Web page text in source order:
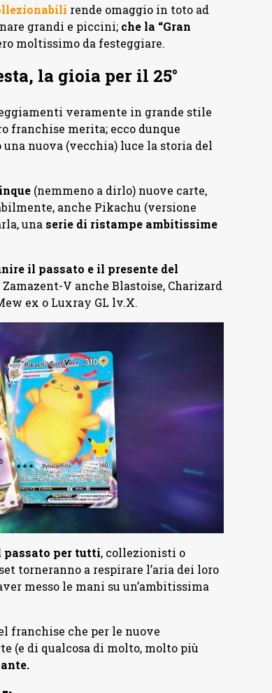
rende omaggio in toto ad
grandi e piccini; che la “Gran
moltissimo da festeggiare.
la gioia per il 25°
veramente in grande stile
franchise merita; ecco dunque
nuova (vecchia) luce la storia del
(nemmeno a dirlo) nuove carte,
anche Pikachu (versione
una serie di ristampe ambitissime
il passato e il presente del
V anche Blastoise, Charizard
ex o Luxray GL lv.X.
passato per tutti, collezionisti o
torneranno a respirare l’aria dei loro
messo le mani su un’ambitissima
franchise che per le nuove
(e di qualcosa di molto, molto più